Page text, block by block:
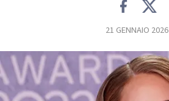
FOTO
21 GENNAIO 2026